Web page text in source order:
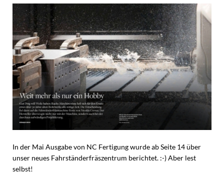
In der Mai Ausgabe von NC Fertigung wurde ab Seite 14 über
unser neues Fahrständerfräszentrum berichtet. :-) Aber lest
selbst!